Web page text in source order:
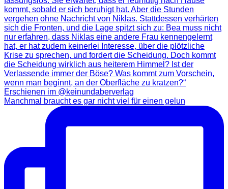
Manchmal braucht es gar nicht viel für einen gelun